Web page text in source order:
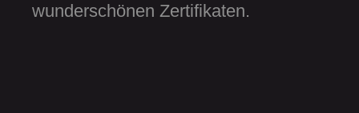
wunderschönen Zertifikaten.